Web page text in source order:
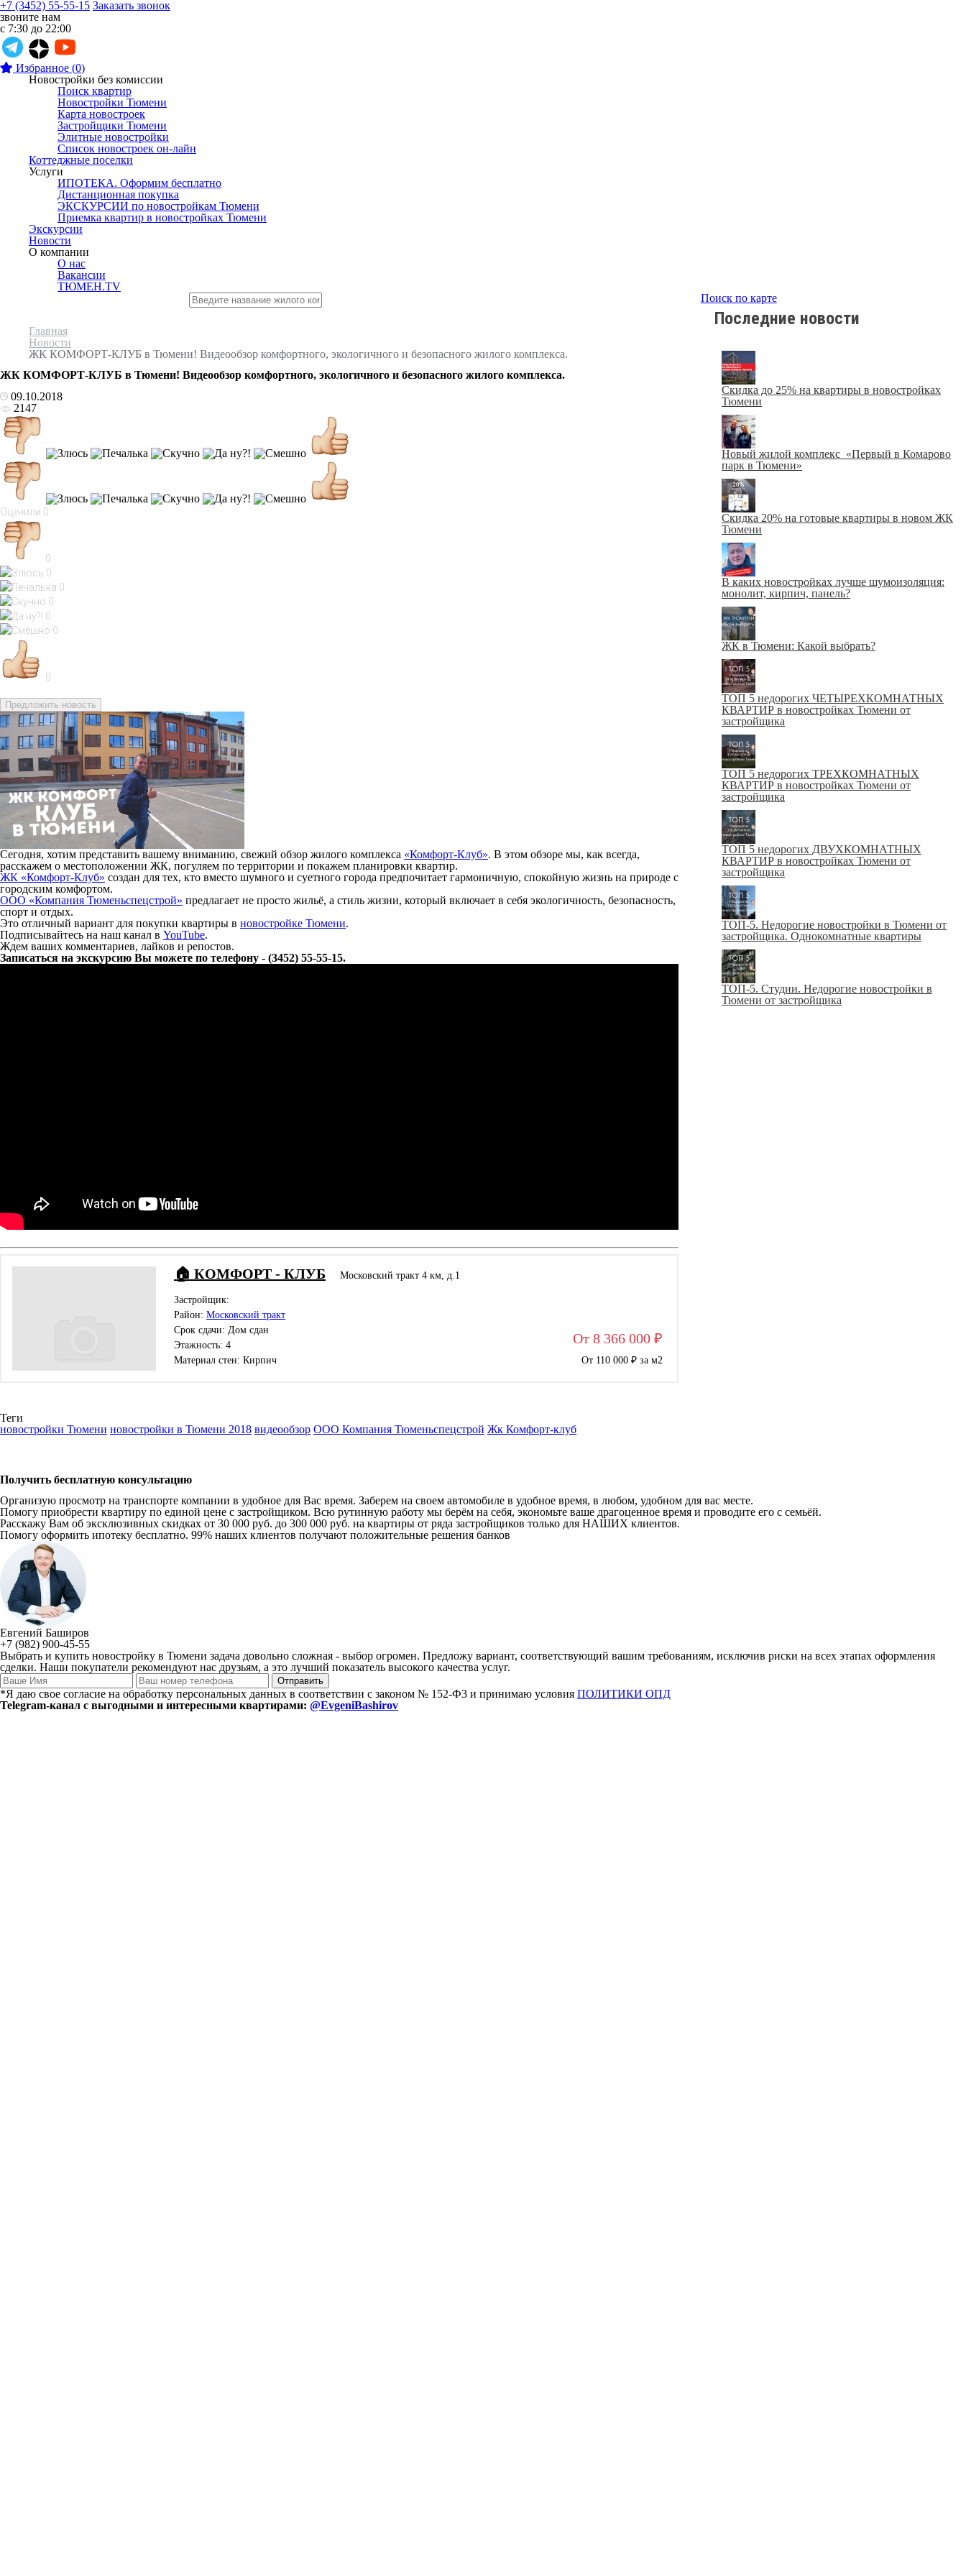
+7 (3452) 55-55-15 Заказать звонок
звоните нам
с 7:30 до 22:00
Избранное (0)
Новостройки без комиссии
Поиск квартир
Новостройки Тюмени
Карта новостроек
Застройщики Тюмени
Элитные новостройки
Список новостроек он-лайн
Коттеджные поселки
Услуги
ИПОТЕКА. Оформим бесплатно
Дистанционная покупка
ЭКСКУРСИИ по новостройкам Тюмени
Приемка квартир в новостройках Тюмени
Экскурсии
Новости
О компании
О нас
Вакансии
ТЮМЕН.TV
Поиск по карте
Главная
Новости
ЖК КОМФОРТ-КЛУБ в Тюмени! Видеообзор комфортного, экологичного и безопасного жилого комплекса.
ЖК КОМФОРТ-КЛУБ в Тюмени! Видеообзор комфортного, экологичного и безопасного жилого комплекса.
09.10.2018
2147
Оценили 0
0
0
0
0
0
0
0
Предложить новость
Сегодня, хотим представить вашему вниманию, свежий обзор жилого комплекса «Комфорт-Клуб». В этом обзоре мы, как всегда,
расскажем о местоположении ЖК, погуляем по территории и покажем планировки квартир.
ЖК «Комфорт-Клуб» создан для тех, кто вместо шумного и суетного города предпочитает гармоничную, спокойную жизнь на природе с
городским комфортом.
ООО «Компания Тюменьспецстрой» предлагает не просто жильё, а стиль жизни, который включает в себя экологичность, безопасность,
спорт и отдых.
Это отличный вариант для покупки квартиры в новостройке Тюмени.
Подписывайтесь на наш канал в YouTube.
Ждем ваших комментариев, лайков и репостов.
Записаться на экскурсию Вы можете по телефону - (3452) 55-55-15.
🏠 КОМФОРТ - КЛУБ Московский тракт 4 км, д.1
Застройщик:
Район: Московский тракт
Срок сдачи: Дом сдан
Этажность: 4
Материал стен: Кирпич
От 8 366 000 ₽
От 110 000 ₽ за м2
Теги
новостройки Тюмени новостройки в Тюмени 2018 видеообзор ООО Компания Тюменьспецстрой Жк Комфорт-клуб
Последние новости
Скидка до 25% на квартиры в новостройках
Тюмени
Новый жилой комплекс «Первый в Комарово
парк в Тюмени»
Скидка 20% на готовые квартиры в новом ЖК
Тюмени
В каких новостройках лучше шумоизоляция:
монолит, кирпич, панель?
ЖК в Тюмени: Какой выбрать?
ТОП 5 недорогих ЧЕТЫРЕХКОМНАТНЫХ
КВАРТИР в новостройках Тюмени от
застройщика
ТОП 5 недорогих ТРЕХКОМНАТНЫХ
КВАРТИР в новостройках Тюмени от
застройщика
ТОП 5 недорогих ДВУХКОМНАТНЫХ
КВАРТИР в новостройках Тюмени от
застройщика
ТОП-5. Недорогие новостройки в Тюмени от
застройщика. Однокомнатные квартиры
ТОП-5. Студии. Недорогие новостройки в
Тюмени от застройщика
Получить бесплатную консультацию
Организую просмотр на транспорте компании в удобное для Вас время. Заберем на своем автомобиле в удобное время, в любом, удобном для вас месте.
Помогу приобрести квартиру по единой цене с застройщиком. Всю рутинную работу мы берём на себя, экономьте ваше драгоценное время и проводите его с семьёй.
Расскажу Вам об эксклюзивных скидках от 30 000 руб. до 300 000 руб. на квартиры от ряда застройщиков только для НАШИХ клиентов.
Помогу оформить ипотеку бесплатно. 99% наших клиентов получают положительные решения банков
Евгений Баширов
+7 (982) 900-45-55
Выбрать и купить новостройку в Тюмени задача довольно сложная - выбор огромен. Предложу вариант, соответствующий вашим требованиям, исключив риски на всех этапах оформления
сделки. Наши покупатели рекомендуют нас друзьям, а это лучший показатель высокого качества услуг.
*Я даю свое согласие на обработку персональных данных в соответствии с законом № 152-Ф3 и принимаю условия ПОЛИТИКИ ОПД
Telegram-канал с выгодными и интересными квартирами: @EvgeniBashirov